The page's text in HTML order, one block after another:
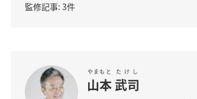
監修記事: 3件
山本
やまもと
武司
たけし